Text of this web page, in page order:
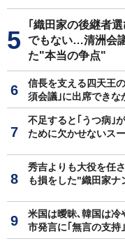
｢織田家の後継者
でもない…清洲会
た"本当の争点"
信長を支える四天王
須会議｣に出席できな
不足すると｢うつ病｣
ために欠かせないス
秀吉よりも大役を任
も損をした"織田家
米国は曖昧､韓国は
市発言に｢無言の支持